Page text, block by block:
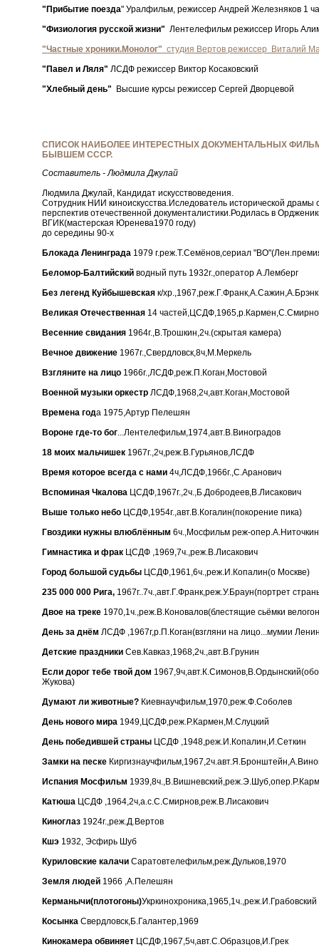
"Прибытие поезда" Уралфильм, режиссер Андрей Железняков 1
"Физиология русской жизни" Лентелефильм режиссер Игорь
"Частные хроники.Монолог" студия Вертов режиссер Виталий
"Павел и Ляля" ЛСДФ режиссер Виктор Косаковский
"Хлебный день"
Высшие курсы режиссер Сергей Дворцевой
СПИСОК НАИБОЛЕЕ ИНТЕРЕСТНЫХ ДОКУМЕНТАЛЬНЫХ
БЫВШЕМ СССР.
Составитель - Людмила Джулай
Людмила Джулай, Кандидат искусствоведения.
Сотрудник НИИ киноискусства.Иследователь исторической драмы
перспектив отечественной документалистики.Родилась в
ВГИК(мастерская Юренева1970 году)
до середины 90-х
Блокада Ленинграда 1979 г.реж.Т.Семёнов,сериал
Беломор-Балтийский водный путь 1932г.,оператор А.Лемберг
Без легенд Куйбышевская к/хр.,1967,реж.Г.Франк,А.Сажин,А.Брэнк
Великая Отечественная 14
Весенние свидания 1964г.,В.Трошкин,2ч.(скрытая камера)
Вечное движение 1967г.,Свердловск,8ч,М.Меркель
Взгляните на лицо 1966г.,ЛСДФ,реж.П.Коган,Мостовой
Военной музыки оркестр ЛСДФ,1968,2ч,авт.Коган,Мостовой
Времена года 1975,Артур Пелешян
Вороне где-то бог...Лентелефильм,1974,авт.В.Виноградов
18 моих мальчишек 1967г.,2ч,реж.В.Гурьянов,ЛСДФ
Время которое всегда с нами 4ч,ЛСДФ,1966г.,С.Аранович
Вспоминая Чкалова ЦСДФ,1967г.,2ч.,Б.Добродеев,В.Лисакович
Выше только небо ЦСДФ,1954г.,авт.В.Когалин(покорение пика)
Гвоздики нужны влюблённым 6ч.,Мосфильм реж-опер.А.Ниточкин
Гимнастика и фрак ЦСДФ ,1969,7ч.,реж.В.Лисакович
Город большой судьбы ЦСДФ,1961,6ч.,реж.И.Копалин(о Москве)
235 000 000 Рига, 1967г..7ч.,авт.Г.Франк,реж.У.Браун(портрет
Двое на треке 1970,1ч.,реж.В.Коновалов(блестящие сьёмки
День за днём ЛСДФ ,1967г,р.П.Коган(взгляни на лицо...мумии
Детские праздники Сев.Кавказ,1968,2ч.,авт.В.Грунин
Если дорог тебе твой дом
Жукова)
Думают ли животные? Киевнаучфильм,1970,реж.Ф.Соболев
День нового мира 1949,ЦСДФ,реж.Р.Кармен,М.Слуцкий
День победившей страны ЦСДФ ,1948,реж.И.Копалин,И.Сеткин
Замки на песке
Испания Мосфильм
Катюша ЦСДФ ,1964,2ч,а.с.С.Смирнов,реж.В.Лисакович
Киноглаз 1924г.,реж.Д.Вертов
Кшэ 1932, Эсфирь Шуб
Куриловские калачи Саратовтелефильм,реж.Дульков,1970
Земля людей 1966 ,А.Пелешян
Керманычи(плотогоны)Укркинохроника,1965,1ч.,реж.И.Грабовский
Косынка Свердловск,Б.Галантер,1969
Кинокамера обвиняет ЦСДФ,1967,5ч,авт.С.Образцов,И.Грек